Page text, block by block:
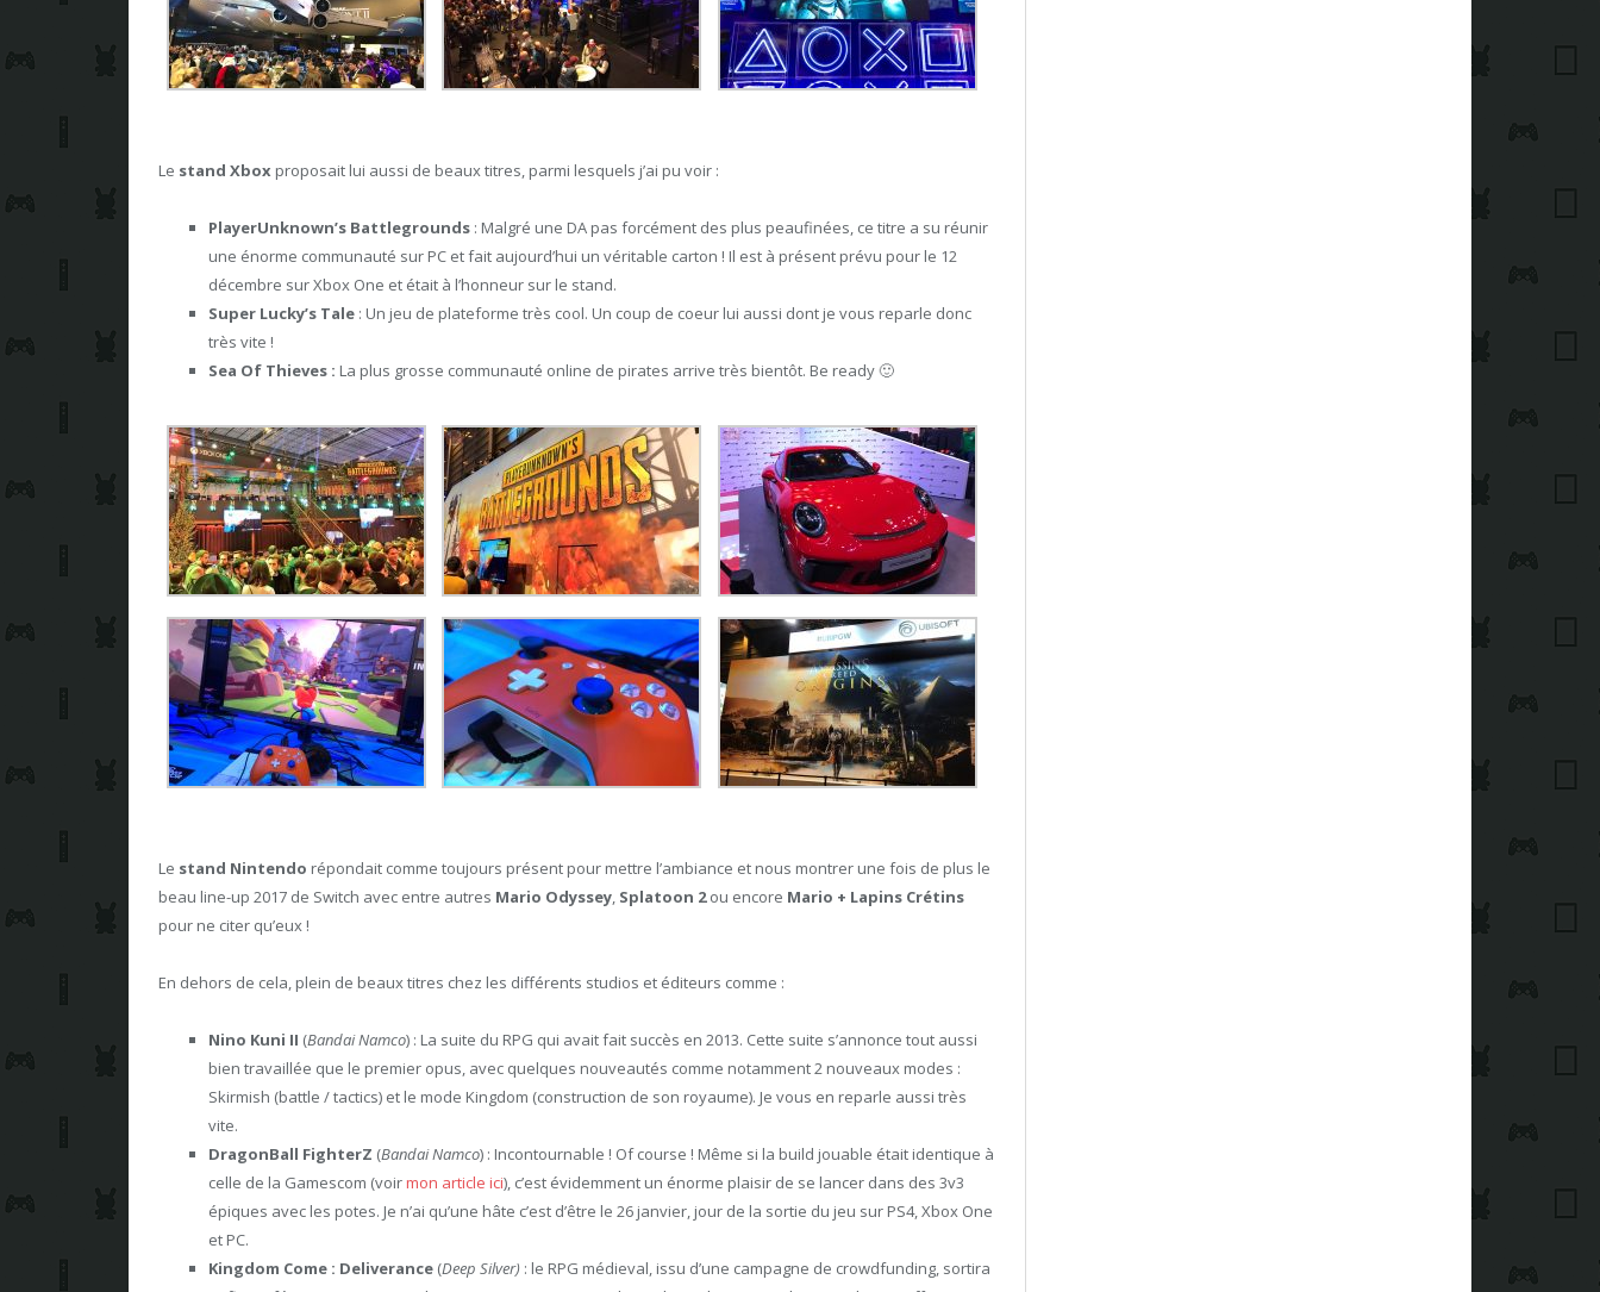
Le stand Xbox proposait lui aussi de beaux titres, parmi lesquels j’ai pu voir :
PlayerUnknown’s Battlegrounds : Malgré une DA pas forcément des plus peaufinées, ce titre a su réunir
une énorme communauté sur PC et fait aujourd’hui un véritable carton ! Il est à présent prévu pour le 12
décembre sur Xbox One et était à l’honneur sur le stand.
Super Lucky’s Tale : Un jeu de plateforme très cool. Un coup de coeur lui aussi dont je vous reparle donc
très vite !
Sea Of Thieves : La plus grosse communauté online de pirates arrive très bientôt. Be ready 🙂
Le stand Nintendo répondait comme toujours présent pour mettre l’ambiance et nous montrer une fois de plus le
beau line-up 2017 de Switch avec entre autres Mario Odyssey, Splatoon 2ou encore Mario + Lapins Crétins
pour ne citer qu’eux !
En dehors de cela, plein de beaux titres chez les différents studios et éditeurs comme :
Nino Kuni II (Bandai Namco) : La suite du RPG qui avait fait succès en 2013. Cette suite s’annonce tout aussi
bien travaillée que le premier opus, avec quelques nouveautés comme notamment 2 nouveaux modes :
Skirmish (battle / tactics) et le mode Kingdom (construction de son royaume). Je vous en reparle aussi très
vite.
DragonBall FighterZ (Bandai Namco) : Incontournable ! Of course ! Même si la build jouable était identique à
celle de la Gamescom (voirmon article ici), c’est évidemment un énorme plaisir de se lancer dans des 3v3
épiques avec les potes. Je n’ai qu’une hâte c’est d’être le 26 janvier, jour de la sortie du jeu sur PS4, Xbox One
et PC.
Kingdom Come : Deliverance (Deep Silver) : le RPG médieval, issu d’une campagne de crowdfunding, sortira